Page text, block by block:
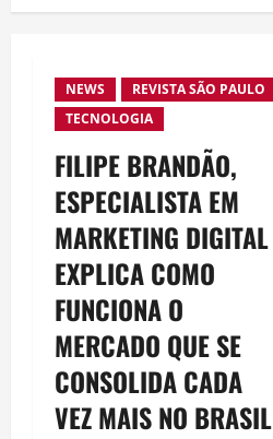
NEWS
REVISTA SÃO PAULO
TECNOLOGIA
FILIPE BRANDÃO,
ESPECIALISTA EM
MARKETING DIGITAL
EXPLICA COMO
FUNCIONA O
MERCADO QUE SE
CONSOLIDA CADA
VEZ MAIS NO BRASIL